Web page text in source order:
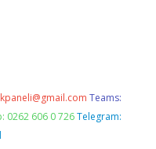
Teams:
0262 606 0 726 Telegram: